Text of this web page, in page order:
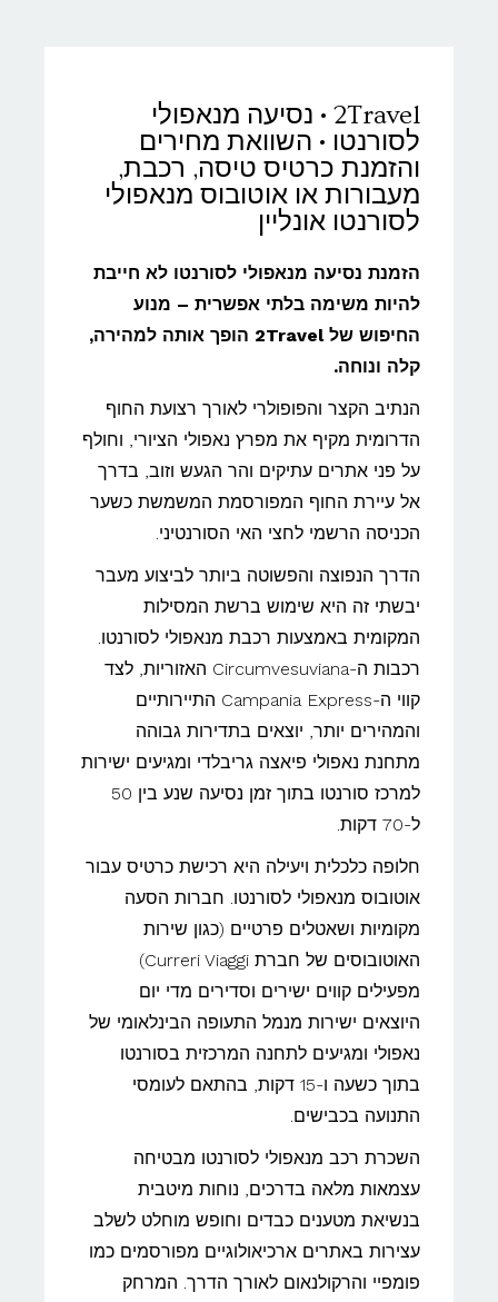
2Travel • נסיעה מנאפולי
לסורנטו • השוואת מחירים
והזמנת כרטיס טיסה, רכבת,
מעבורות או אוטובוס מנאפולי
לסורנטו אונליין
הזמנת נסיעה מנאפולי לסורנטו לא חייבת
להיות משימה בלתי אפשרית – מנוע
החיפוש של 2Travel הופך אותה למהירה,
קלה ונוחה.
הנתיב הקצר והפופולרי לאורך רצועת החוף
הדרומית מקיף את מפרץ נאפולי הציורי, וחולף
על פני אתרים עתיקים והר הגעש וזוב, בדרך
אל עיירת החוף המפורסמת המשמשת כשער
הכניסה הרשמי לחצי האי הסורנטיני.
הדרך הנפוצה והפשוטה ביותר לביצוע מעבר
יבשתי זה היא שימוש ברשת המסילות
המקומית באמצעות רכבת מנאפולי לסורנטו.
רכבות ה-Circumvesuviana האזוריות, לצד
קווי ה-Campania Express התיירותיים
והמהירים יותר, יוצאים בתדירות גבוהה
מתחנת נאפולי פיאצה גריבלדי ומגיעים ישירות
למרכז סורנטו בתוך זמן נסיעה שנע בין 50
ל-70 דקות.
חלופה כלכלית ויעילה היא רכישת כרטיס עבור
אוטובוס מנאפולי לסורנטו. חברות הסעה
מקומיות ושאטלים פרטיים (כגון שירות
האוטובוסים של חברת Curreri Viaggi)
מפעילים קווים ישירים וסדירים מדי יום
היוצאים ישירות מנמל התעופה הבינלאומי של
נאפולי ומגיעים לתחנה המרכזית בסורנטו
בתוך כשעה ו-15 דקות, בהתאם לעומסי
התנועה בכבישים.
השכרת רכב מנאפולי לסורנטו מבטיחה
עצמאות מלאה בדרכים, נוחות מיטבית
בנשיאת מטענים כבדים וחופש מוחלט לשלב
עצירות באתרים ארכיאולוגיים מפורסמים כמו
פומפיי והרקולנאום לאורך הדרך. המרחק